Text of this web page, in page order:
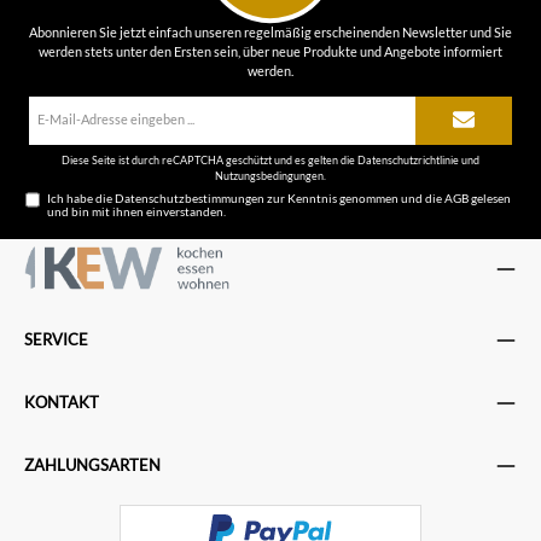
Abonnieren Sie jetzt einfach unseren regelmäßig erscheinenden Newsletter und Sie
werden stets unter den Ersten sein, über neue Produkte und Angebote informiert
werden.
Diese Seite ist durch reCAPTCHA geschützt und es gelten die Datenschutzrichtlinieund
Nutzungsbedingungen.
Ich habe dieDatenschutzbestimmungen zur Kenntnis genommen und dieAGBgelesen
und bin mit ihnen einverstanden.
SERVICE
KONTAKT
ZAHLUNGSARTEN